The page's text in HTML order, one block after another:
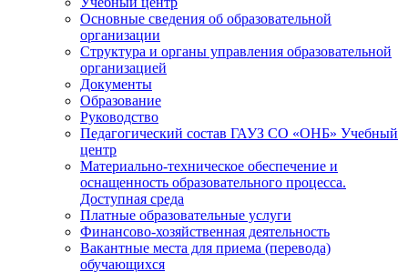
Основные сведения об образовательной
организации
Структура и органы управления образовательной
организацией
Документы
Образование
Руководство
Педагогический состав ГАУЗ СО «ОНБ» Учебный
центр
Материально-техническое обеспечение и
оснащенность образовательного процесса.
Доступная среда
Платные образовательные услуги
Финансово-хозяйственная деятельность
Вакантные места для приема (перевода)
обучающихся